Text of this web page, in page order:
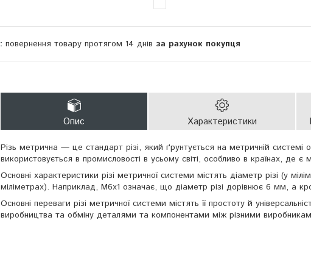
повернення товару протягом 14 днів за рахунок покупця
Опис Характеристики
Різь метрична — це стандарт різі, який ґрунтується на метричній
використовується в промисловості в усьому світі, особливо в країнах, де
Основні характеристики різі метричної системи містять діаметр різі (у
міліметрах). Наприклад, M6x1 означає, що діаметр різі дорівнює 6 мм, а
Основні переваги різі метричної системи містять її простоту й
виробництва та обміну деталями та компонентами між різними